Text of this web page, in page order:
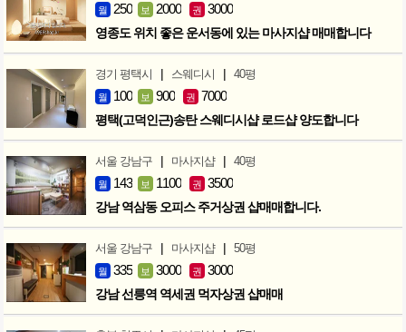
월 250 보 2000 권 3000
영종도 위치 좋은 운서동에 있는 마사지샵 매매합니다
경기 평택시 | 스웨디시 | 40평
월 100 보 900 권 7000
평택(고덕인근)송탄 스웨디시샵 로드샵 양도합니다
서울 강남구 | 마사지샵 | 40평
월 143 보 1100 권 3500
강남 역삼동 오피스 주거상권 샵매매합니다.
서울 강남구 | 마사지샵 | 50평
월 335 보 3000 권 3000
강남 선릉역 역세권 먹자상권 샵매매